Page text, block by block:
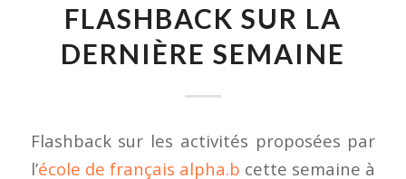
FLASHBACK SUR LA
DERNIÈRE SEMAINE
Flashback sur les activités proposées par
l’école de français alpha.b cette semaine à